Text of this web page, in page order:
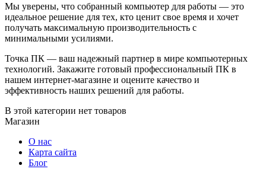
Мы уверены, что собранный компьютер для работы — это
идеальное решение для тех, кто ценит свое время и хочет
получать максимальную производительность с
минимальными усилиями.
Точка ПК — ваш надежный партнер в мире компьютерных
технологий. Закажите готовый профессиональный ПК в
нашем интернет-магазине и оцените качество и
эффективность наших решений для работы.
В этой категории нет товаров
Магазин
О нас
Карта сайта
Блог